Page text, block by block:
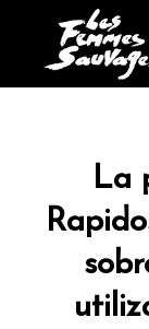
La